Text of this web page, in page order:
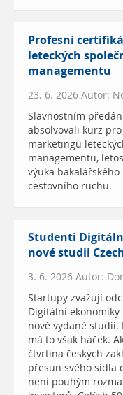
Profesní
leteckých
managementu
23. 6. 2026 Autor:
Slavnostním
absolvovali kurz
marketingu
managementu,
výuka
cestovního ruchu.
Studenti
nové studii
3. 6. 2026 Autor:
Startupy zvažují
Digitální ekonomiky
nově vydané studii.
má to však háček.
čtvrtina českých
přesun svého sídla
není pouhým